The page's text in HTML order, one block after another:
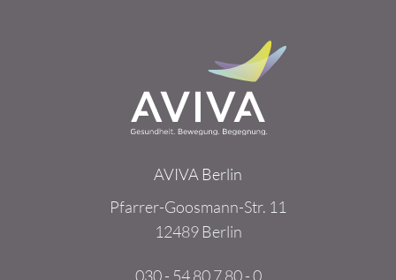
AVIVA Berlin
Pfarrer-Goosmann-Str. 11
12489 Berlin
030 - 54 80 7 80 - 0